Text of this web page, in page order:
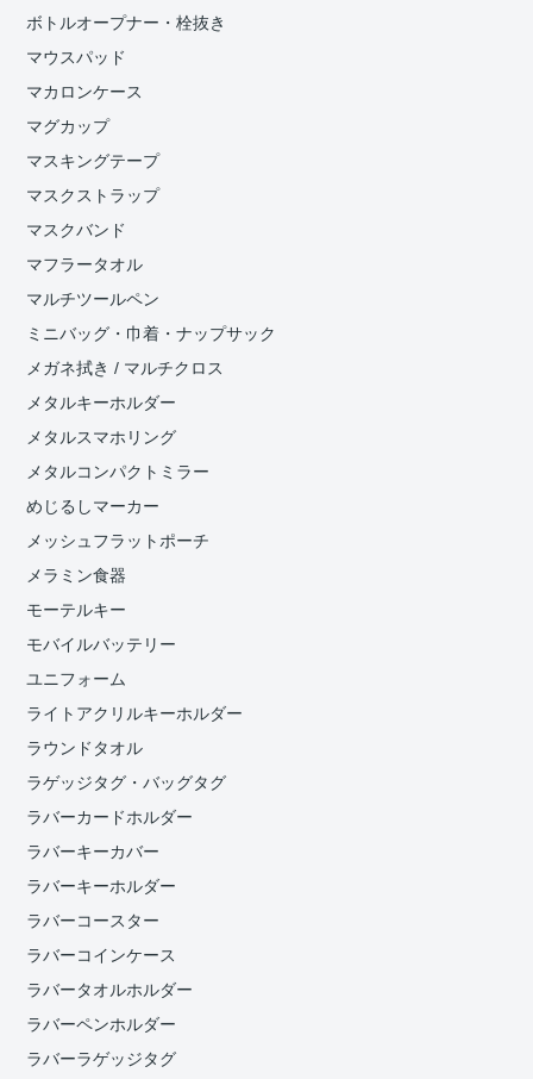
ボトルオープナー・栓抜き
マウスパッド
マカロンケース
マグカップ
マスキングテープ
マスクストラップ
マスクバンド
マフラータオル
マルチツールペン
ミニバッグ・巾着・ナップサック
メガネ拭き / マルチクロス
メタルキーホルダー
メタルスマホリング
メタルコンパクトミラー
めじるしマーカー
メッシュフラットポーチ
メラミン食器
モーテルキー
モバイルバッテリー
ユニフォーム
ライトアクリルキーホルダー
ラウンドタオル
ラゲッジタグ・バッグタグ
ラバーカードホルダー
ラバーキーカバー
ラバーキーホルダー
ラバーコースター
ラバーコインケース
ラバータオルホルダー
ラバーペンホルダー
ラバーラゲッジタグ